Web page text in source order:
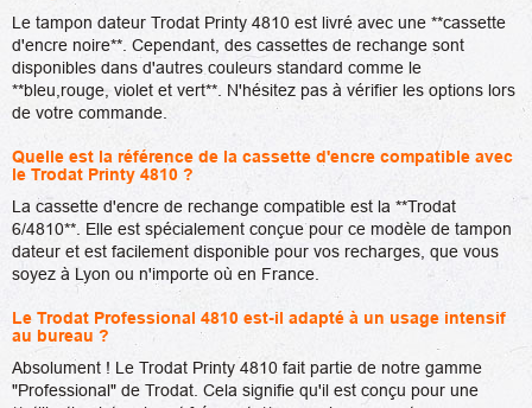
Le tampon dateur Trodat Printy 4810 est livré avec une **cassette
d'encre noire**. Cependant, des cassettes de rechange sont
disponibles dans d'autres couleurs standard comme le
**bleu,rouge, violet et vert**. N'hésitez pas à vérifier les options lors
de votre commande.
Quelle est la référence de la cassette d'encre compatible avec
le Trodat Printy 4810 ?
La cassette d'encre de rechange compatible est la **Trodat
6/4810**. Elle est spécialement conçue pour ce modèle de tampon
dateur et est facilement disponible pour vos recharges, que vous
soyez à Lyon ou n'importe où en France.
Le Trodat Professional 4810 est-il adapté à un usage intensif
au bureau ?
Absolument ! Le Trodat Printy 4810 fait partie de notre gamme
"Professional" de Trodat. Cela signifie qu'il est conçu pour une